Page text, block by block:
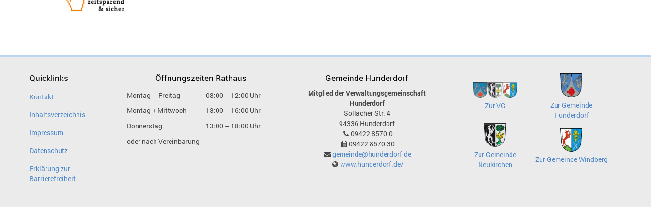
Quicklinks
Kontakt
Inhaltsverzeichnis
Impressum
Datenschutz
Erklärung zur
Barrierefreiheit
Öffnungszeiten Rathaus
Montag – Freitag
08:00 – 12:00 Uhr
Montag + Mittwoch
13:00 – 16:00 Uhr
Donnerstag
13:00 – 18:00 Uhr
oder nach Vereinbarung
Gemeinde Hunderdorf
Mitglied der Verwaltungsgemeinschaft
Hunderdorf
Sollacher Str. 4
94336 Hunderdorf
09422 8570-0
09422 8570-30
gemeinde@hunderdorf.de
www.hunderdorf.de/
Zur VG
Zur Gemeinde
Hunderdorf
Zur Gemeinde
Neukirchen
Zur Gemeinde Windberg